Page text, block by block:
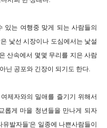
있는 여행중 맞게 되는 사람들의
낯선 시장이나 도심에서는 낯설
산속에서 몇몇 무리를 지은 사람
닌 공포와 긴장이 되기도 한다.
제자와의 밀애를 즐기기 위해서
롭게 마을 청년들을 만나게 되자
발자들'은 일종에 나쁜사람들이